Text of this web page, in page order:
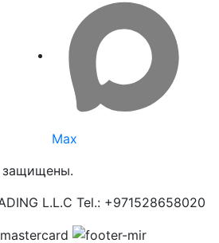
Max
защищены.
L.L.C Tel.: +971528658020